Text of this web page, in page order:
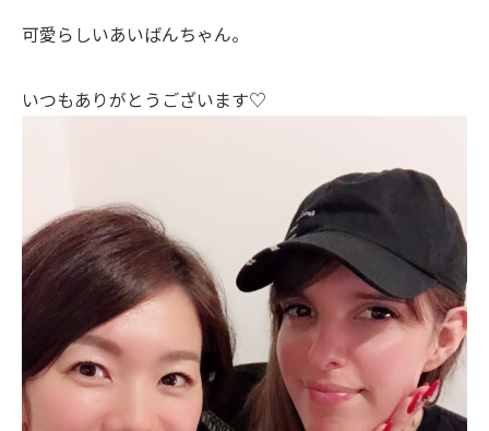
可愛らしいあいばんちゃん。
いつもありがとうございます♡